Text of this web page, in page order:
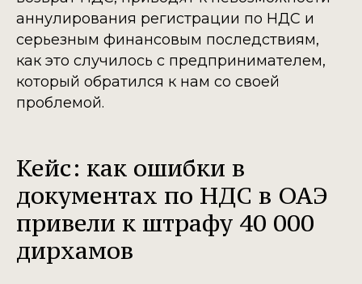
аннулирования регистрации по НДС и
серьезным финансовым последствиям,
как это случилось с предпринимателем,
который обратился к нам со своей
проблемой.
Кейс: как ошибки в
документах по НДС в ОАЭ
привели к штрафу 40 000
дирхамов